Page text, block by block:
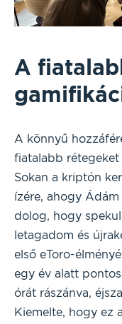
A
A könnyű
fiatalabb
Sokan a kriptón
ízére, ahogy
dolog, hogy
letagadom és
első eToro-
egy év alatt
órát rászánva,
Kiemelte, hogy ez